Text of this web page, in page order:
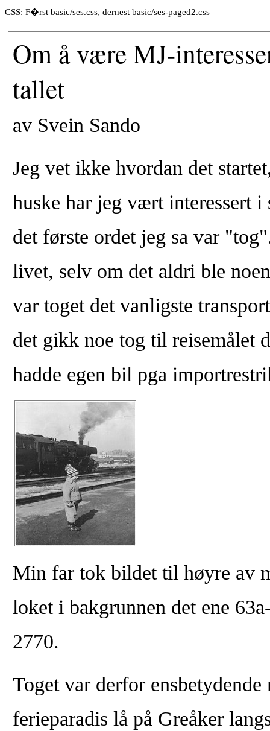
CSS: F�rst basic/ses.css, dernest basic/ses-paged2.css
Om å være MJ-
tallet
av Svein Sando
Jeg vet ikke hvordan det
huske har jeg vært interessert
det første ordet jeg sa var
livet, selv om det aldri ble
var toget det vanligste
det gikk noe tog til reisemålet
hadde egen bil pga
Min far tok bildet til høyre av
loket i bakgrunnen det ene
2770.
Toget var derfor
ferieparadis lå på Greåker